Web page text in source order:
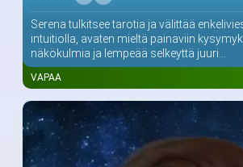
Serena tulkitsee tarotia ja välittää
intuitiolla, avaten mieltä painaviin
näkökulmia ja lempeää selkeyttä juuri...
VAPAA